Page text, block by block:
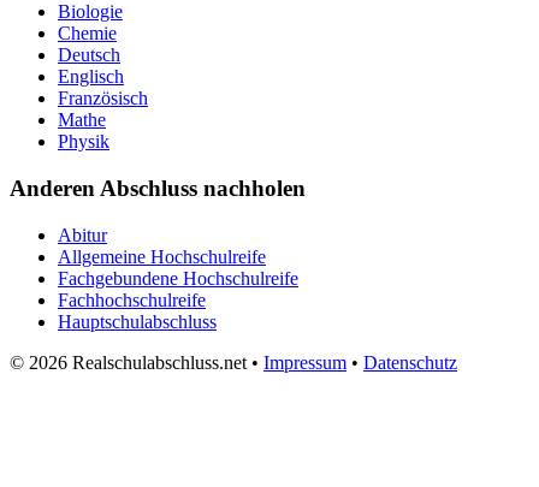
Biologie
Chemie
Deutsch
Englisch
Französisch
Mathe
Physik
Anderen Abschluss nachholen
Abitur
Allgemeine Hochschulreife
Fachgebundene Hochschulreife
Fachhochschulreife
Hauptschulabschluss
© 2026 Realschulabschluss.net • Impressum • Datenschutz